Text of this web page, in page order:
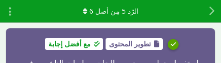
تطوير المحتوى مع أفضل إجابة
الرّد5 مِن أصل6